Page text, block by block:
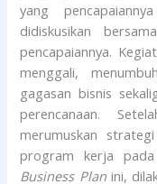
yang
didiskusikan
pencapaiannya.
menggali,
gagasan bisnis
perencanaan.
merumuskan
program kerja
Business Planini,